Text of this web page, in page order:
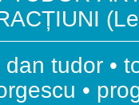
tudor •
•